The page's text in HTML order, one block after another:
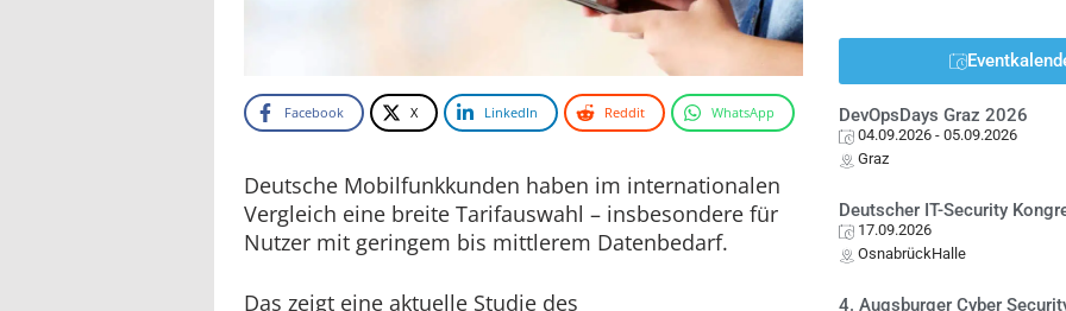
Facebook X LinkedIn Reddit WhatsApp
Deutsche Mobilfunkkunden haben im internationalen
Vergleich eine breite Tarifauswahl – insbesondere für
Nutzer mit geringem bis mittlerem Datenbedarf.
Das zeigt eine aktuelle Studie des
DevOpsDays Graz 2026
04.09.2026 - 05.09.2026
Graz
Deutscher IT-Security
17.09.2026
OsnabrückHalle
4. Augsburger Cyber